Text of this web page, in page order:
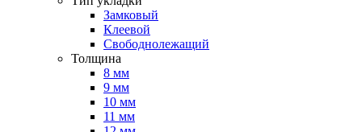
Замковый
Клеевой
Свободнолежащий
Толщина
8 мм
9 мм
10 мм
11 мм